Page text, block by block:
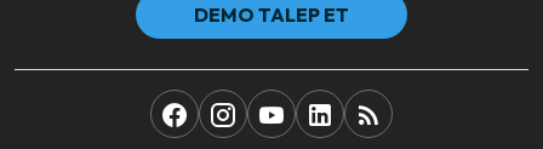
DEMO TALEP ET